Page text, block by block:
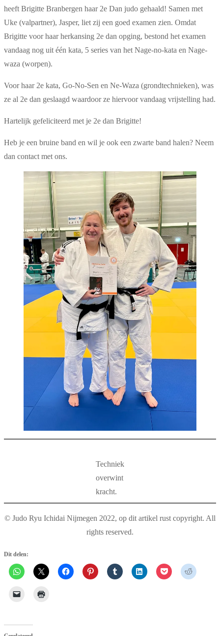
heeft Brigitte Branbergen haar 2e Dan judo gehaald! Samen met
Uke (valpartner), Jasper, liet zij een goed examen zien. Omdat
Brigitte voor haar herkansing 2e dan opging, bestond het examen
vandaag nog uit één kata, 5 series van het Nage-no-kata en Nage-
waza (worpen).
Voor haar 2e kata, Go-No-Sen en Ne-Waza (grondtechnieken), was
ze al 2e dan geslaagd waardoor ze hiervoor vandaag vrijstelling had.
Hartelijk gefeliciteerd met je 2e dan Brigitte!
Heb je een bruine band en wil je ook een zwarte band halen? Neem
dan contact met ons.
Techniek
overwint
kracht.
© Judo Ryu Ichidai Nijmegen 2022, op dit artikel rust copyright. All
rights reserved.
Dit delen: